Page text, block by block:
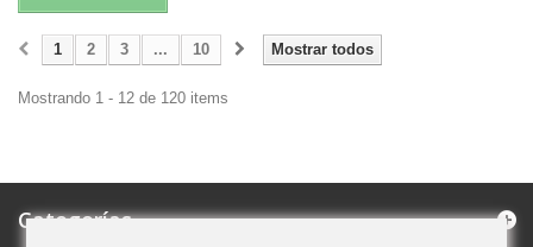
Mostrar todos
1 2 3 ... 10
Mostrando 1 - 12 de 120 items
Categorías